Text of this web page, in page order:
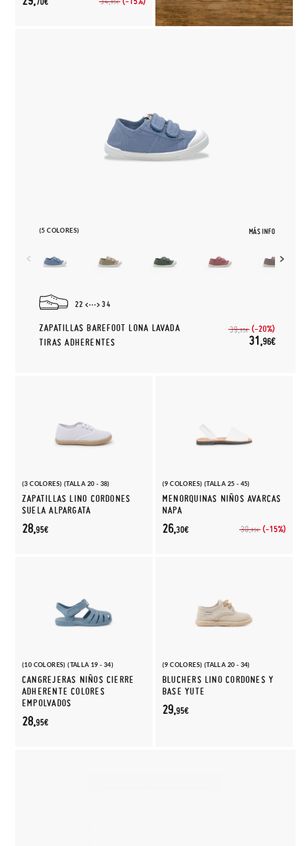
95€
(5 COLORES) MÁS INFO
22 34
ZAPATILLAS BAREFOOT LONA LAVADA
TIRAS ADHERENTES
39,95€ (-20%)
31,96€
(3 COLORES) (TALLA 20 - 38)
ZAPATILLAS LINO CORDONES
SUELA ALPARGATA
28,95€
(9 COLORES) (TALLA 25 - 45)
MENORQUINAS NIÑOS AVARCAS
NAPA
30,95€ (-15%)
26,30€
(10 COLORES) (TALLA 19 - 34)
CANGREJERAS NIÑOS CIERRE
ADHERENTE COLORES
EMPOLVADOS
28,95€
(9 COLORES) (TALLA 20 - 34)
BLUCHERS LINO CORDONES Y
BASE YUTE
29,95€